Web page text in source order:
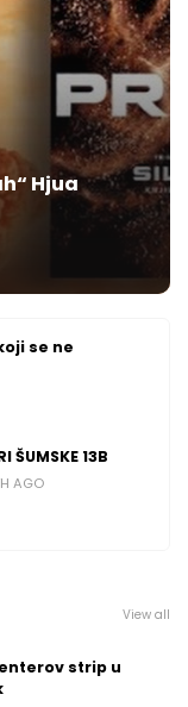
Hjua
se ne
13B
AGO
View all
strip u